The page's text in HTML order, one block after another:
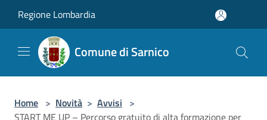
Regione Lombardia
Comune di Sarnico
Home > Novità > Avvisi >
START ME UP – Percorso gratuito di alta formazione per